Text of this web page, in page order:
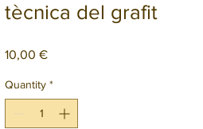
tècnica del grafit
10,00 €Price
Quantity *